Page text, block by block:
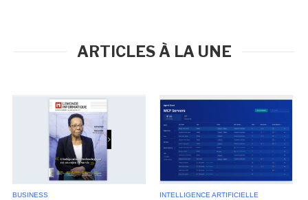
ARTICLES À LA UNE
BUSINESS INTELLIGENCE ARTIFICIELLE